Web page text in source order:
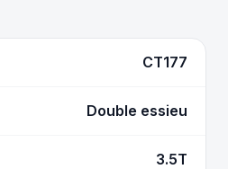
CT177
Double essieu
3.5T